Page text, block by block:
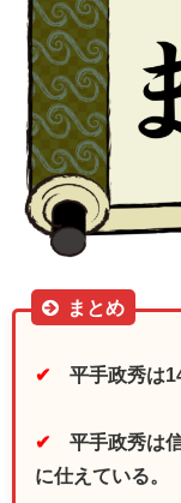
まとめ
✔ 平手政秀は
✔
平手政秀は
に仕えている。